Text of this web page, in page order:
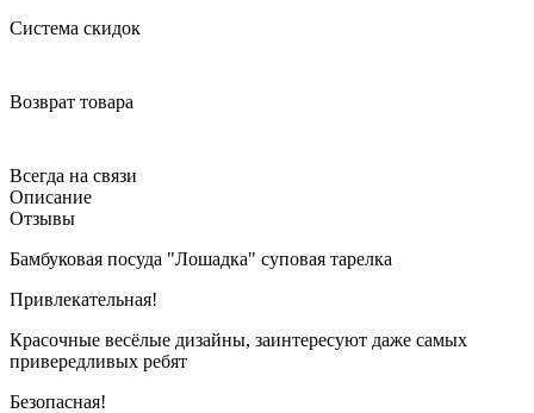
Система скидок
Возврат товара
Всегда на связи
Описание
Отзывы
Бамбуковая посуда "Лошадка" суповая тарелка
Привлекательная!
Красочные весёлые дизайны, заинтересуют даже самых
привередливых ребят
Безопасная!